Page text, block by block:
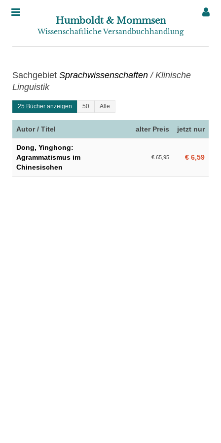
Humboldt & Mommsen
Wissenschaftliche Versandbuchhandlung
Sachgebiet Sprachwissenschaften / Klinische
Linguistik
25 Bücher anzeigen 50 Alle
Autor / Titel alter Preis jetzt nur
Dong, Yinghong:
Agrammatismus im
Chinesischen
€ 65,95 € 6,59